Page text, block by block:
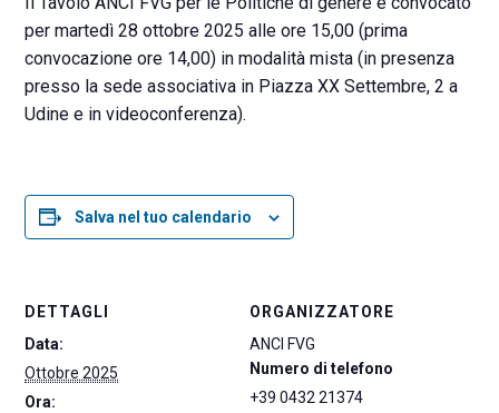
per martedì 28 ottobre 2025 alle ore 15,00 (prima
convocazione ore 14,00) in modalità mista (in presenza
presso la sede associativa in Piazza XX Settembre, 2 a
Udine e in videoconferenza).
Salva nel tuo calendario
DETTAGLI
Data:
Ottobre 2025
Ora:
ORGANIZZATORE
ANCI FVG
Numero di telefono
+39 0432 21374